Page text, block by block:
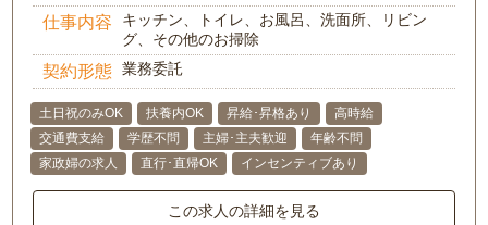
仕事内容
キッチン、トイレ、お風呂、洗面所、リビン
グ、その他のお掃除
契約形態 業務委託
土日祝のみOK 扶養内OK 昇給･昇格あり
高時給
交通費支給
学歴不問 主婦･主夫歓迎
年齢不問
家政婦の求人
直行･直帰OK インセンティブあり
この求人の詳細を見る